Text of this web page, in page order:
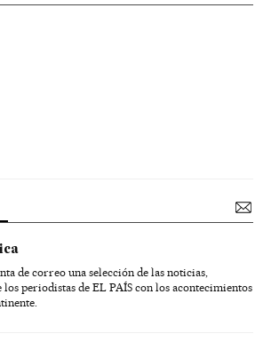
de correo una selección de las noticias,
los periodistas de EL PAÍS con los acontecimientos